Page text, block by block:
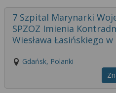
7 Szpital Marynarki
SPZOZ Imienia
Wiesława Łasińskiego w
Gdańsk, Polanki